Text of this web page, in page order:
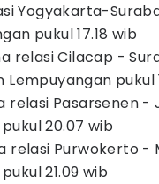
Yogyakarta-
pukul 17.18 wib
relasi Cilacap -
pukul
relasi Pasarsenen
20.07 wib
relasi Purwokerto
21.09 wib